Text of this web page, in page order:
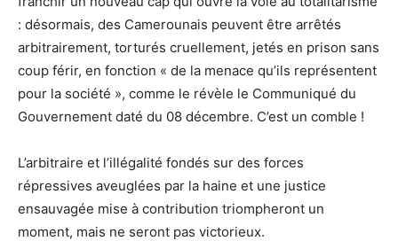
: désormais, des Camerounais peuvent être arrêtés
arbitrairement, torturés cruellement, jetés en prison sans
coup férir, en fonction « de la menace qu’ils représentent
pour la société », comme le révèle le Communiqué du
Gouvernement daté du 08 décembre. C’est un comble !
L’arbitraire et l’illégalité fondés sur des forces
répressives aveuglées par la haine et une justice
ensauvagée mise à contribution triompheront un
moment, mais ne seront pas victorieux.